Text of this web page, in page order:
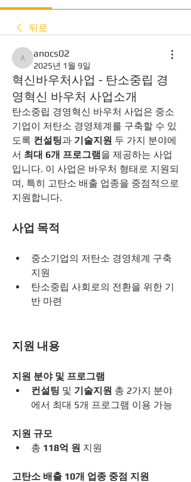
뒤로
anocs02
anocs02
2025년 1월 9일
혁신바우처사업 - 탄소중립 경
영혁신 바우처 사업소개
탄소중립 경영혁신 바우처 사업은 중소
기업이 저탄소 경영체계를 구축할 수 있
도록 컨설팅과 기술지원 두 가지 분야에
서 최대 6개 프로그램을 제공하는 사업
입니다. 이 사업은 바우처 형태로 지원되
며, 특히 고탄소 배출 업종을 중점적으로
지원합니다.
사업 목적
중소기업의 저탄소 경영체계 구축
지원
탄소중립 사회로의 전환을 위한 기
반 마련
지원 내용
지원 분야 및 프로그램
컨설팅 및 기술지원 총 2가지 분야
에서 최대 5개 프로그램 이용 가능
지원 규모
총 118억 원 지원
고탄소 배출 10개 업종 중점 지원